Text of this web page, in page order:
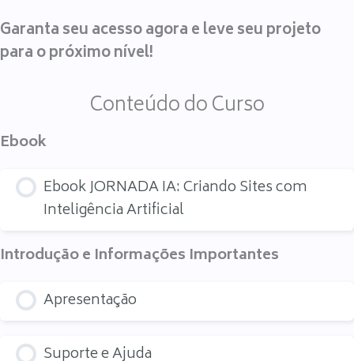
Garanta seu acesso agora e leve seu projeto
para o próximo nível!
Conteúdo do Curso
Ebook
Ebook JORNADA IA: Criando Sites com
Inteligência Artificial
Introdução e Informações Importantes
Apresentação
Suporte e Ajuda